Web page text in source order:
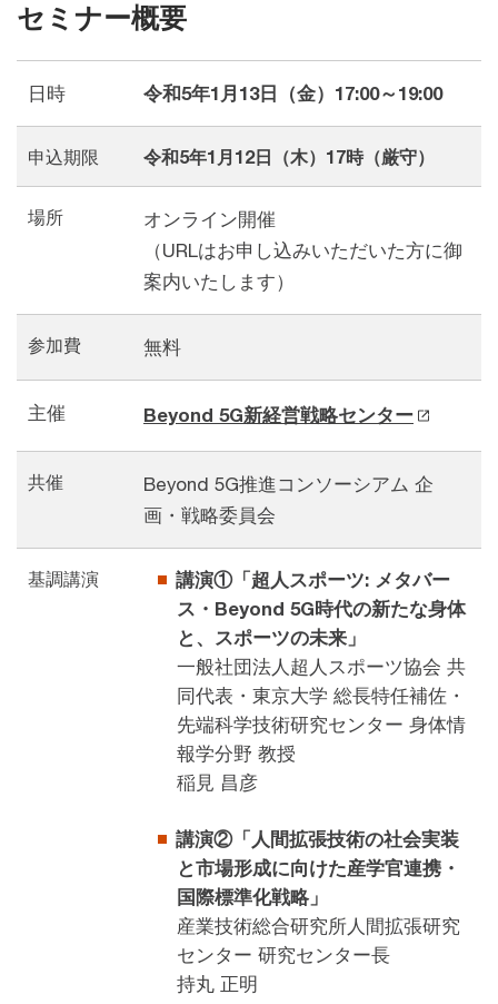
セミナー概要
日時 令和5年1月13日（金）17:00～19:00
申込期限 令和5年1月12日（木）17時（厳守）
場所
オンライン開催
（URLはお申し込みいただいた方に御
案内いたします）
参加費 無料
主催 Beyond 5G新経営戦略センター
共催
Beyond 5G推進コンソーシアム 企
画・戦略委員会
基調講演
講演①「超人スポーツ: メタバー
ス・Beyond 5G時代の新たな身体
と、スポーツの未来」
一般社団法人超人スポーツ協会 共
同代表・東京大学 総長特任補佐・
先端科学技術研究センター 身体情
報学分野 教授
稲見 昌彦
講演②「人間拡張技術の社会実装
と市場形成に向けた産学官連携・
国際標準化戦略」
産業技術総合研究所人間拡張研究
センター 研究センター長
持丸 正明